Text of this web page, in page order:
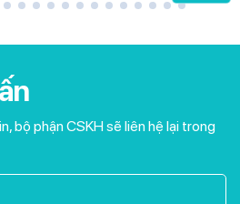
bộ phận CSKH sẽ liên hệ lại trong